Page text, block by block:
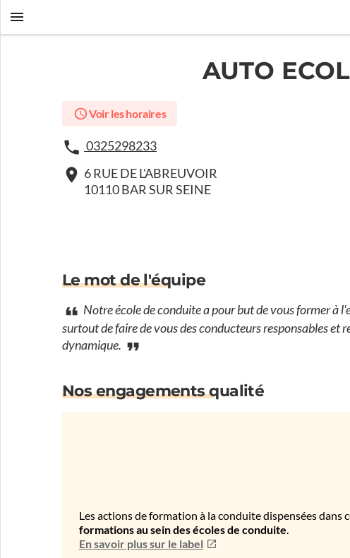
AUTO
Voir les horaires
0325298233
6 RUE DE L'ABREUVOIR
10110 BAR SUR SEINE
Le mot de l'équipe
Notre école de conduite a pour but de vous former à
surtout de faire de vous des conducteurs responsables et
dynamique.
Nos engagements qualité
Les actions de formation à la conduite dispensées
formations au sein des écoles de conduite.
En savoir plus sur le label